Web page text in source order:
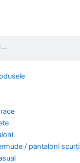
/ pantaloni scurți